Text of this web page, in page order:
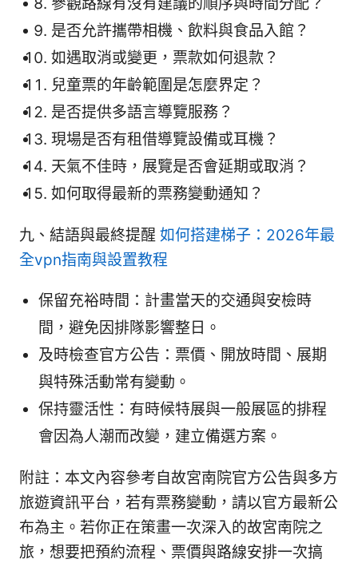
參觀路線有沒有建議的順序與時間分配？
是否允許攜帶相機、飲料與食品入館？
如遇取消或變更，票款如何退款？
兒童票的年齡範圍是怎麼界定？
是否提供多語言導覽服務？
現場是否有租借導覽設備或耳機？
天氣不佳時，展覽是否會延期或取消？
如何取得最新的票務變動通知？
九、結語與最終提醒 如何搭建梯子：2026年最
全vpn指南與設置教程
保留充裕時間：計畫當天的交通與安檢時
間，避免因排隊影響整日。
及時檢查官方公告：票價、開放時間、展期
與特殊活動常有變動。
保持靈活性：有時候特展與一般展區的排程
會因為人潮而改變，建立備選方案。
附註：本文內容參考自故宮南院官方公告與多方
旅遊資訊平台，若有票務變動，請以官方最新公
布為主。若你正在策畫一次深入的故宮南院之
旅，想要把預約流程、票價與路線安排一次搞